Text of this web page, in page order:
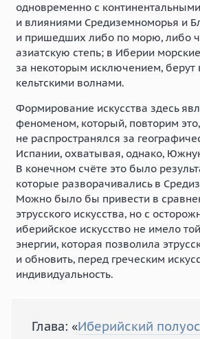
одновременно с
и влияниями Средиземноморья и
и пришедших либо по морю, либо
азиатскую степь; в Иберии
за некоторым исключением, берут
кельтскими волнами.
Формирование искусства здесь
феноменом, который, повторим это,
не распространялся за
Испании, охватывая, однако,
В конечном счёте это было
которые разворачивались в
Можно было бы привести в
этрусского искусства, но с
иберийское искусство не имело
энергии, которая позволила
и обновить, перед греческим
индивидуальность.
Глава: «Иберийский